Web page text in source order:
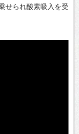
せられ酸素吸入を受